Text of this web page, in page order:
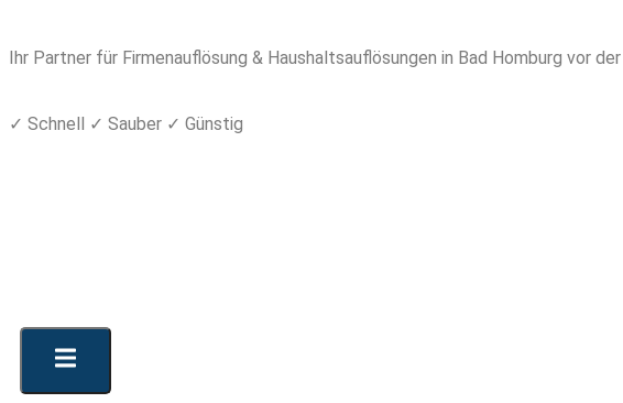
Ihr Partner für Firmenauflösung & Haushaltsauflösungen in Bad Homburg vor der
✓ Schnell ✓ Sauber ✓ Günstig